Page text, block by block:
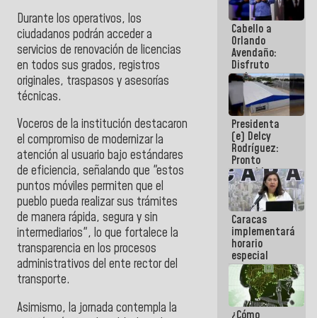
​Durante los operativos, los
ciudadanos podrán acceder a
servicios de renovación de licencias
en todos sus grados, registros
originales, traspasos y asesorías
técnicas.
Voceros de la institución destacaron
el compromiso de modernizar la
atención al usuario bajo estándares
de eficiencia, señalando que "estos
puntos móviles permiten que el
pueblo pueda realizar sus trámites
de manera rápida, segura y sin
intermediarios", lo que fortalece la
transparencia en los procesos
administrativos del ente rector del
transporte.
​Asimismo, la jornada contempla la
Cabello a
Orlando
Avendaño:
Disfruto
cada vez
que escribes
porque lo
que haces
es
embarrarla
Presidenta
(e) Delcy
Rodríguez:
Pronto
restableceremos
las
operaciones
en el
Aeropuerto
Internacional
de
Maiquetía
Caracas
implementará
horario
especial
para
adaptarse
al plan de
ahorro